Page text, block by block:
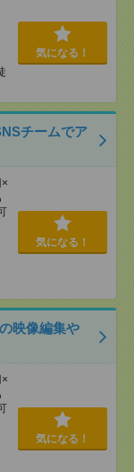
気になる！
チームでア
気になる！
映像編集や
気になる！